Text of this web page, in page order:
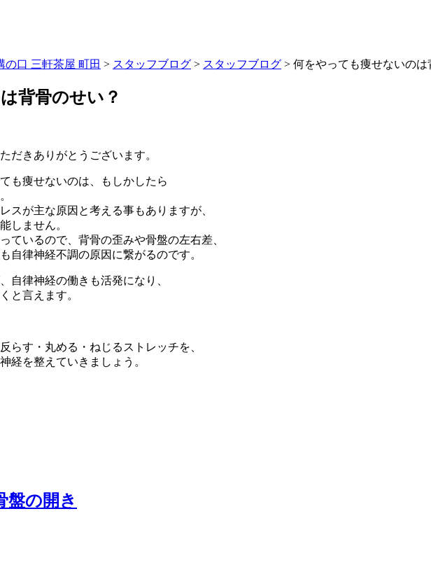
口 三軒茶屋 町田 > スタッフブログ > スタッフブログ > 何をやっても痩せないのは
背骨のせい？
だきありがとうございます。
も痩せないのは、もしかしたら
スが主な原因と考える事もありますが、
しません。
ているので、背骨の歪みや骨盤の左右差、
自律神経不調の原因に繋がるのです。
自律神経の働きも活発になり、
と言えます。
らす・丸める・ねじるストレッチを、
経を整えていきましょう。
盤の開き